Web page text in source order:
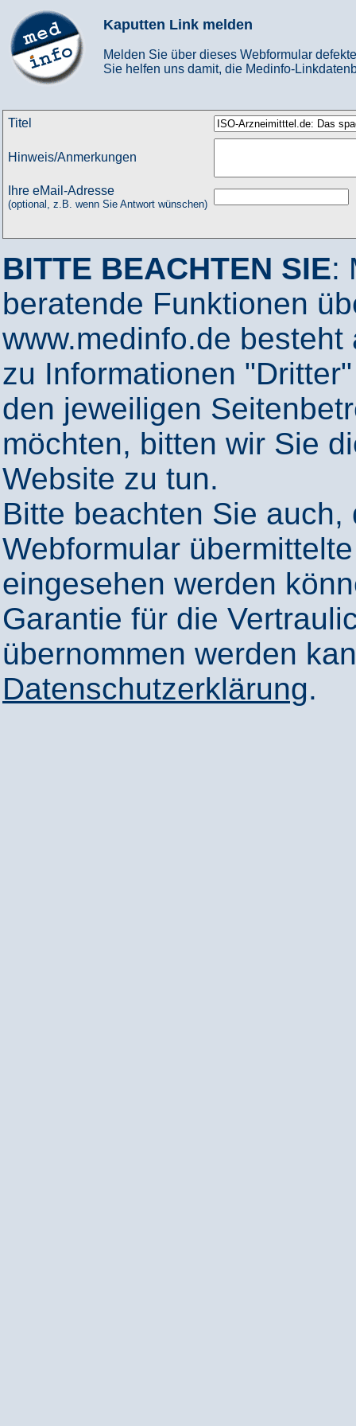
Kaputten Link melden
Melden Sie über dieses Webformular
Sie helfen uns damit, die Medinfo-
Titel
Hinweis/Anmerkungen
Ihre eMail-Adresse
(optional, z.B. wenn Sie Antwort wünschen)
BITTE BEACHTEN SIE:
beratende Funktionen
www.medinfo.de
zu Informationen
den jeweiligen
möchten, bitten wir Sie
Website zu tun.
Bitte beachten Sie
Webformular
eingesehen werden
Garantie für die
übernommen werden
Datenschutzerklärung.